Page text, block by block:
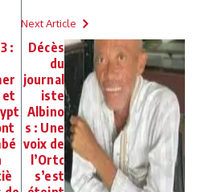
:
et
Next Article
Décès
du
journal
iste
Albino
s : Une
voix de
l’Ortc
s’est